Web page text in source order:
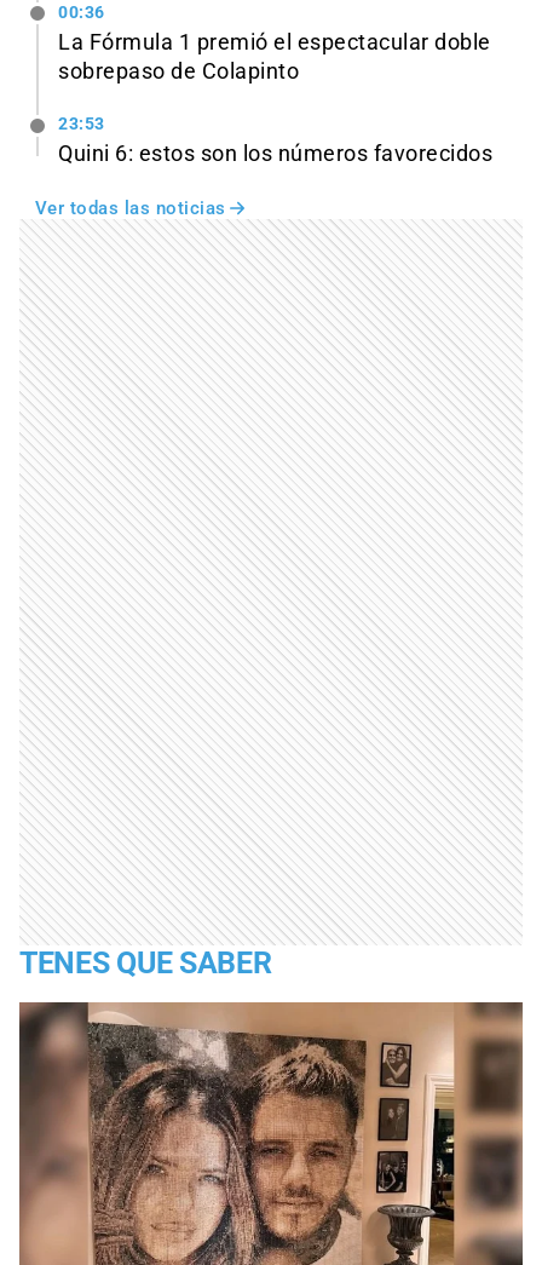
00:36
La Fórmula 1 premió el espectacular doble
sobrepaso de Colapinto
23:53
Quini 6: estos son los números favorecidos
Ver todas las noticias
TENES QUE SABER